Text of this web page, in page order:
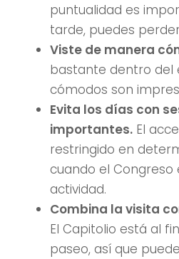
puntualidad es
tarde, puedes
Viste de manera
bastante dentro del
cómodos son
Evita los días con
importantes. El
restringido en
cuando el
actividad.
Combina la visita
El Capitolio está al
paseo, así que